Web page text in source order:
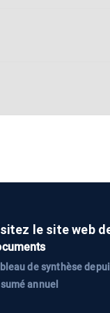
le site web
de synthèse
annuel